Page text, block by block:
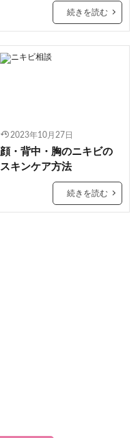
続きを読む
2023年10月27日
顔・背中・胸のニキビの
スキンケア方法
続きを読む